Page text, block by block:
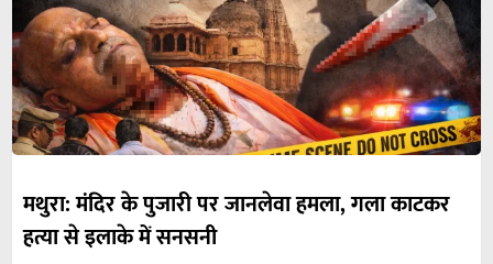
मथुरा: मंदिर के पुजारी पर जानलेवा हमला, गला काटकर
हत्या से इलाके में सनसनी